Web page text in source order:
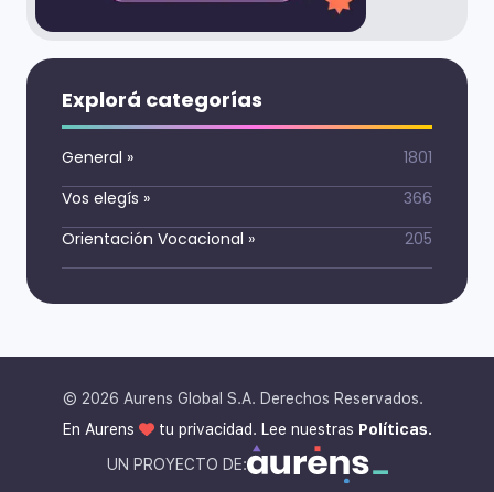
Explorá categorías
General »
1801
Vos elegís »
366
Orientación Vocacional » 205
© 2026 Aurens Global S.A. Derechos Reservados.
En Aurens
tu privacidad. Lee nuestras Políticas.
UN PROYECTO DE: